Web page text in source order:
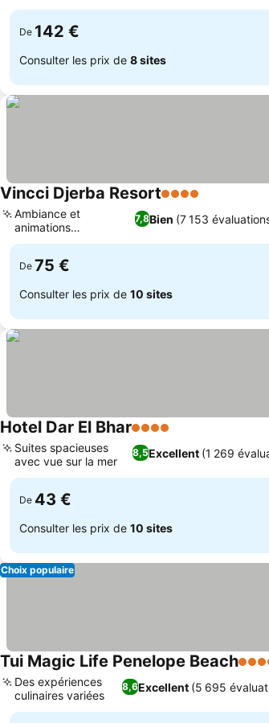
De 142 €
Consulter les prix de 8 sites
Vincci Djerba Resort4 Étoiles
7,8Bien (7 153
Ambiance et
animations
entraînantes
De 75 €
Consulter les prix de 10 sites
Hotel Dar El Bhar4 Étoiles
8,5Excellent (1 269
Suites spacieuses
avec vue sur la mer
De 43 €
Consulter les prix de 10 sites
Choix populaire
Tui Magic Life Penelope Beach4
8,6Excellent (5 695
Des expériences
culinaires variées